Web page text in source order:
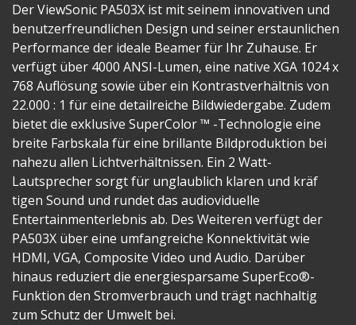
Der ViewSonic PA503X ist mit seinem innovativen und
benutzerfreundlichen Design und seiner erstaunlichen
Performance der ideale Beamer für Ihr Zuhause. Er
verfügt über 4000 ANSI-Lumen, eine native XGA 1024 x
768 Auflösung sowie über ein Kontrastverhältnis von
22.000 : 1 für eine detailreiche Bildwiedergabe. Zudem
bietet die exklusive SuperColor ™ -Technologie eine
breite Farbskala für eine brillante Bildproduktion bei
nahezu allen Lichtverhältnissen. Ein 2 Watt-
Lautsprecher sorgt für unglaublich klaren und kräf
tigen Sound und rundet das audioviduelle
Entertainmenterlebnis ab. Des Weiteren verfügt der
PA503X über eine umfangreiche Konnektivität wie
HDMI, VGA, Composite Video und Audio. Darüber
hinaus reduziert die energiesparsame SuperEco®-
Funktion den Stromverbrauch und trägt nachhaltig
zum Schutz der Umwelt bei.